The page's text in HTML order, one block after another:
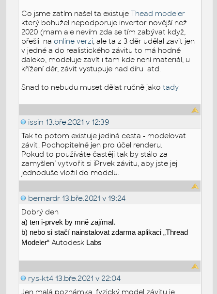
Co jsme zatím našel ta existujeThead modeler
který bohužel nepodporuje invertor novější než
2020 (mam ale nevím zda se tím zabývat když,
přešli naonline verzi, ale ta z 3 děr udělal zavit jen
v jedné a do realistického závitu to má hodně
daleko, modeluje zavít i tam kde není materiál, u
křížení děr, závit vystupuje nad díru atd.
Snad to nebudu muset dělat ručně jakotady
issin 13.bře.2021 v 12:39
Tak to potom existuje jediná cesta - modelovat
závit. Pochopitelně jen pro účel renderu.
Pokud to používáte častěji tak by stálo za
zamyšlení vytvořit si iPrvek závitu, aby jste jej
jednoduše vložil do modelu.
bernardr 13.bře.2021 v 19:24
Dobrý den
a) ten i-prvek by mně zajímal.
b) nebo si stačí nainstalovat zdarma aplikaci „Thread
Modeler“ Autodesk Labs
rys-kt4 13.bře.2021 v 22:04
Jen malá poznámka, fyzický model závitu je